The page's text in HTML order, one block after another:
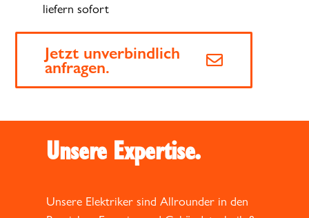
liefern sofort
Jetzt unverbindlich
anfragen.
Unsere Expertise.
Unsere Elektriker sind Allrounder in den